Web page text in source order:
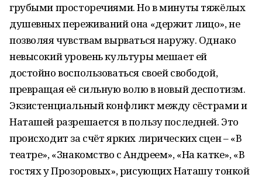
грубыми просторечиями. Но в минуты тяжёлых
душевных переживаний она «держит лицо», не
позволяя чувствам вырваться наружу. Однако
невысокий уровень культуры мешает ей
достойно воспользоваться своей свободой,
превращая её сильную волю в новый деспотизм.
Экзистенциальный конфликт между сёстрами и
Наташей разрешается в пользу последней. Это
происходит за счёт ярких лирических сцен – «В
театре», «Знакомство с Андреем», «На катке», «В
гостях у Прозоровых», рисующих Наташу тонкой